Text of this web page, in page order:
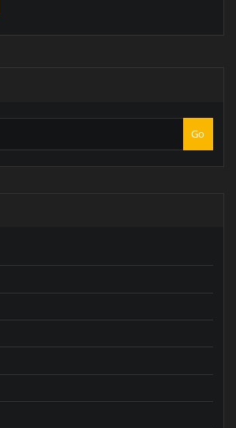
Go